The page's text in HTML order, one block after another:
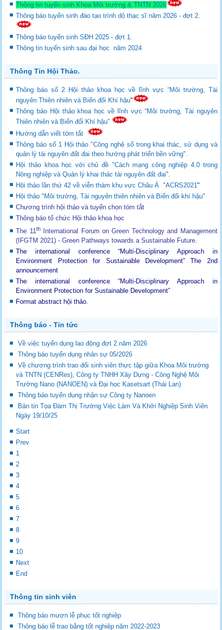
Thông tin tuyển sinh Khoa Môi trường & TNTN 2026
Thông báo tuyển sinh đào tạo trình dộ thạc sĩ năm 2026 - đợt 2.
Thông báo tuyển sinh SĐH 2025 - đợt 1.
Thông tin tuyển sinh sau đại học năm 2024
Thông Tin Hội Thảo.
Thông báo số 2 Hội thảo khoa học về lĩnh vực “Môi trường, Tài
nguyên Thiên nhiên và Biến đổi Khí hậu"
Thông báo Hội thảo khoa học về lĩnh vực “Môi trường, Tài nguyên
Thiên nhiên và Biến đổi Khí hậu”
Hướng dẫn viết tóm tắt
Thông báo số 1 Hội thảo "Công nghệ số trong khai thác, sử dụng và
quản lý tài nguyên đất đai theo hướng phát triển bền vững".
Hội thảo khoa học với chủ đề "Cách mạng công nghiệp 4.0 trong
Nông nghiệp và Quản lý khai thác tài nguyên đất đai".
Hội thảo lần thứ 42 về viễn thám khu vực Châu Á "ACRS2021"
Hội thảo "Môi trường, Tài nguyên thiên nhiên và Biến đổi khí hậu"
Chương trình hội thảo và tuyển chọn tóm tắt
Thông báo tổ chức Hội thảo khoa học
The 11thInternational Forum on Green Technology and Management
(IFGTM 2021) - Green Pathways towards a Sustainable Future.
The international conference “Multi-Disciplinary Approach in
Environment Protection for Sustainable Development”The 2nd
announcement
The international conference “Multi-Disciplinary Approach in
Environment Protection for Sustainable Development”
Format abstract hội thảo.
Thông báo - Tin tức
Về việc tuyển dụng lao động đợt 2 năm 2026
Thông báo tuyển dụng nhân sự 05/2026
Về chương trình trao đổi sinh viên thực tập giữa Khoa Môi trường
và TNTN (CENRes), Công ty TNHH Xây Dựng - Công Nghệ Môi
Trường Nano (NANOEN) và Đại học Kasetsart (Thái Lan)
Thông báo tuyển dụng nhận sự Công ty Nanoen
Bản tin Tọa Đàm Thị Trường Việc Làm Và Khởi Nghiệp Sinh Viên
Ngày 19/10/25
Start
Prev
1
2
3
4
5
6
7
8
9
10
Next
End
Thông tin sinh viên
Thông báo mượn lễ phục tốt nghiệp
Thông báo lễ trao bằng tốt nghiệp năm 2022-2023